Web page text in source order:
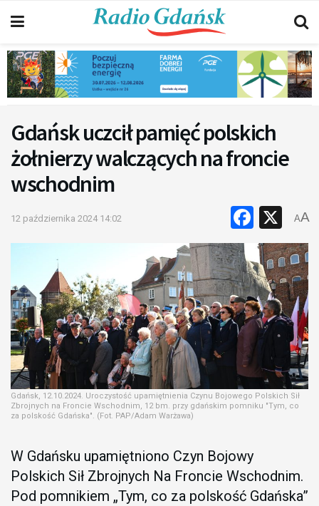
Gdańsk uczcił pamięć polskich
żołnierzy walczących na froncie
wschodnim
12 października 2024 14:02 X
AA
Gdańsk, 12.10.2024. Uroczystość upamiętnienia Czynu Bojowego Polskich Sił
Zbrojnych na Froncie Wschodnim, 12 bm. przy gdańskim pomniku "Tym, co
za polskość Gdańska". (Fot. PAP/Adam Warżawa)
W Gdańsku upamiętniono Czyn Bojowy
Polskich Sił Zbrojnych Na Froncie Wschodnim.
Pod pomnikiem „Tym, co za polskość Gdańska”